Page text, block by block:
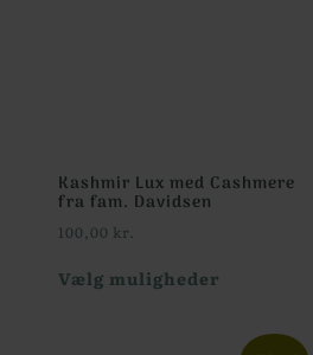
Kashmir Lux med Cashmere
fra fam. Davidsen
100,00 kr.
Vælg muligheder